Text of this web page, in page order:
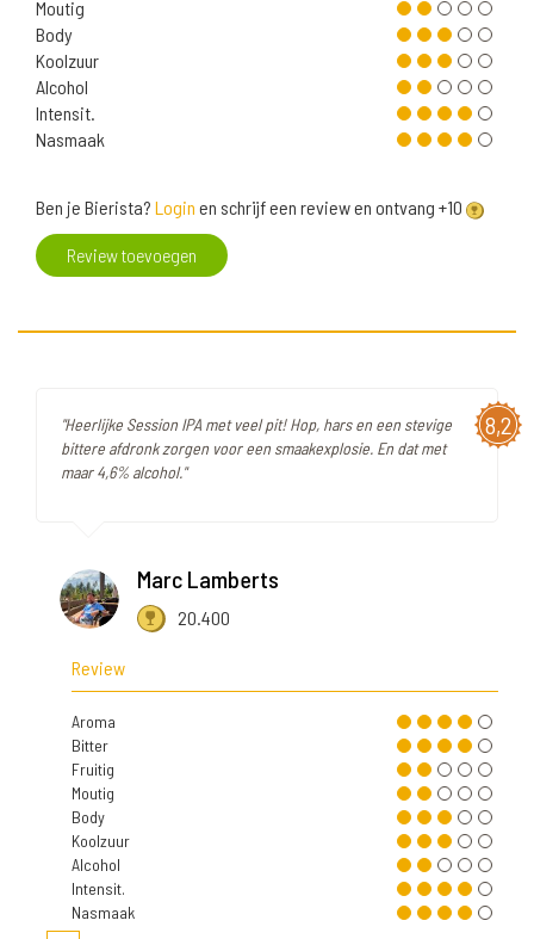
Moutig
Body
Koolzuur
Alcohol
Intensit.
Nasmaak
Ben je Bierista? Login en schrijf een review en ontvang +10
Review toevoegen
8,2
"Heerlijke Session IPA met veel pit! Hop, hars en een stevige
bittere afdronk zorgen voor een smaakexplosie. En dat met
maar 4,6% alcohol."
Marc Lamberts
20.400
Review
Aroma
Bitter
Fruitig
Moutig
Body
Koolzuur
Alcohol
Intensit.
Nasmaak